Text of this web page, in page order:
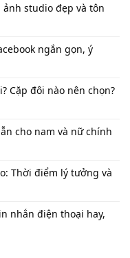
ảnh studio đẹp và tôn
ngắn gọn, ý
Cặp đôi nào nên chọn?
cho nam và nữ chính
Thời điểm lý tưởng và
nhắn​ điện thoại hay,